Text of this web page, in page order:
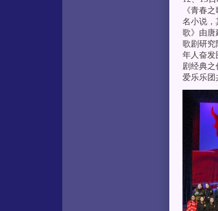
《青春
名小说，
歌》由唐
歌剧研究
年人奋发
剧经典
爱乐乐团